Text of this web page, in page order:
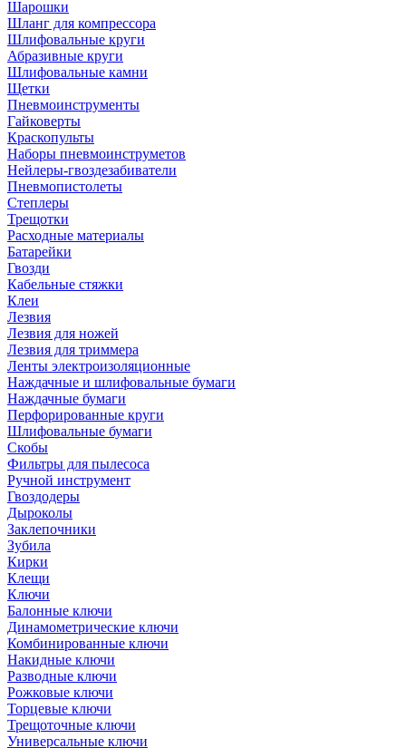
Шарошки
Шланг для компрессора
Шлифовальные круги
Абразивные круги
Шлифовальные камни
Щетки
Пневмоинструменты
Гайковерты
Краскопульты
Наборы пневмоинструметов
Нейлеры-гвоздезабиватели
Пневмопистолеты
Степлеры
Трещотки
Расходные материалы
Батарейки
Гвозди
Кабельные стяжки
Клеи
Лезвия
Лезвия для ножей
Лезвия для триммера
Ленты электроизоляционные
Наждачные и шлифовальные бумаги
Наждачные бумаги
Перфорированные круги
Шлифовальные бумаги
Скобы
Фильтры для пылесоса
Ручной инструмент
Гвоздодеры
Дыроколы
Заклепочники
Зубила
Кирки
Клещи
Ключи
Балонные ключи
Динамометрические ключи
Комбинированные ключи
Накидные ключи
Разводные ключи
Рожковые ключи
Торцевые ключи
Трещоточные ключи
Универсальные ключи